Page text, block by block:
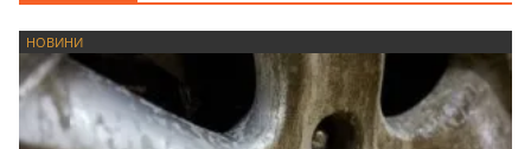
НОВИНИ